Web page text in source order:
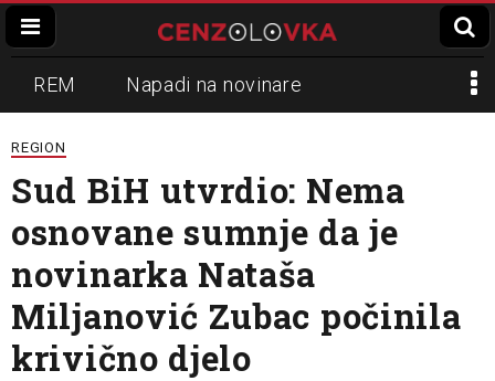
REM Napadi na novinare
Zvučni top
Propaganda Lokalni mediji
Informer Slavko Ćuruvija
REGION
Sud BiH utvrdio: Nema
osnovane sumnje da je
novinarka Nataša
Miljanović Zubac počinila
krivično djelo